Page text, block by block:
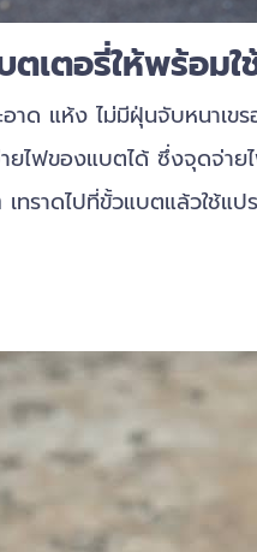
ตเตอรี่ให้พร้อมใ
แห้ง ไม่มีฝุ่นจับหนาเขร
ไฟของแบตได้ ซึ่งจุดจ่า
ทราดไปที่ขั้วแบตแล้วใช้